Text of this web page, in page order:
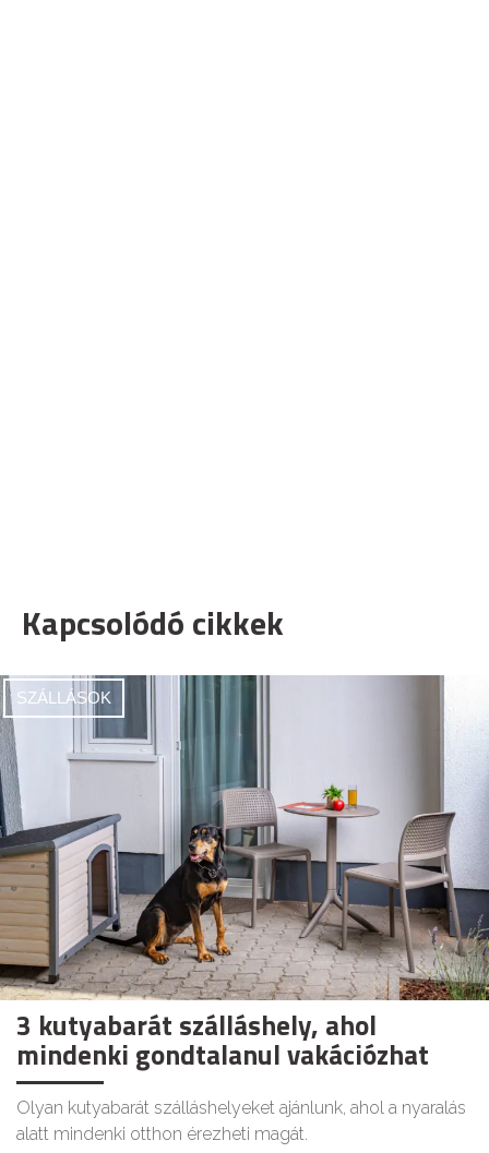
Kapcsolódó cikkek
SZÁLLÁSOK
3 kutyabarát szálláshely, ahol
mindenki gondtalanul vakációzhat
Olyan kutyabarát szálláshelyeket ajánlunk, ahol a nyaralás
alatt mindenki otthon érezheti magát.